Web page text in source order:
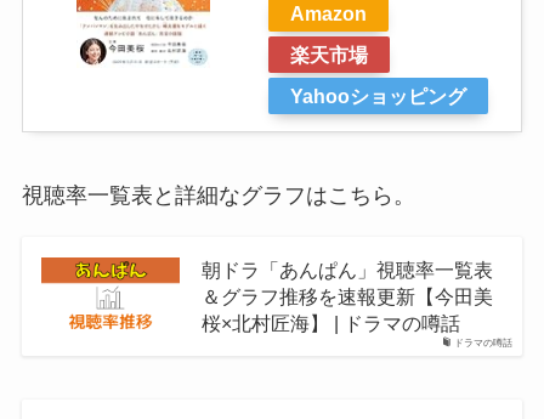
Amazon
楽天市場
Yahooショッピング
視聴率一覧表と詳細なグラフはこちら。
ドラマの噂話
朝ドラ「あんぱん」視聴率一覧表
＆グラフ推移を速報更新【今田美
桜×北村匠海】 | ドラマの噂話